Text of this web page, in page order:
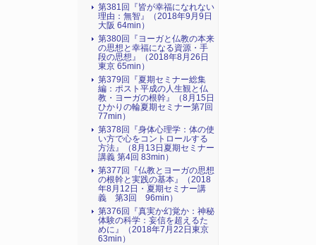
第381回『皆が幸福になれない
理由：無智』（2018年9月9日
大阪 64min）
第380回『ヨーガと仏教の本来
の思想と幸福になる資源・手
段の思想』（2018年8月26日
東京 65min）
第379回『夏期セミナー総集
編：ポスト平成の人生観と仏
教・ヨーガの根幹』（8月15日
ひかりの輪夏期セミナー第7回
77min）
第378回『身体心理学：体の使
い方で心をコントロールする
方法』（8月13日夏期セミナー
講義 第4回 83min）
第377回『仏教とヨーガの思想
の根幹と実践の基本』（2018
年8月12日・夏期セミナー講
義 第3回 96min）
第376回『真実か幻覚か：神秘
体験の科学：妄信を超えるた
めに』（2018年7月22日東京
63min）